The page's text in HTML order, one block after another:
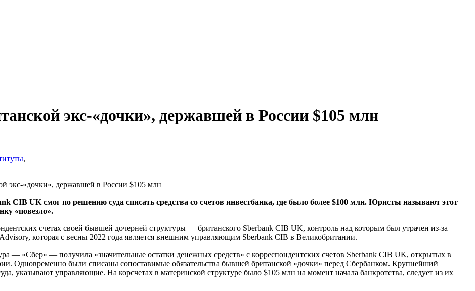
экс-«дочки», державшей в России $105 млн
,
экс-«дочки», державшей в России $105 млн
CIB UK смог по решению суда списать средства со счетов инвестбанка, где было более $100 млн. Юристы называют этот
«повезло».
счетах своей бывшей дочерней структуры — британского Sberbank CIB UK, контроль над которым был утрачен из-за
которая с весны 2022 года является внешним управляющим Sberbank CIB в Великобритании.
— «Сбер» — получила «значительные остатки денежных средств» с корреспондентских счетов Sberbank CIB UK, открытых в
Одновременно были списаны сопоставимые обязательства бывшей британской «дочки» перед Сбербанком. Крупнейший
указывают управляющие. На корсчетах в материнской структуре было $105 млн на момент начала банкротства, следует из их